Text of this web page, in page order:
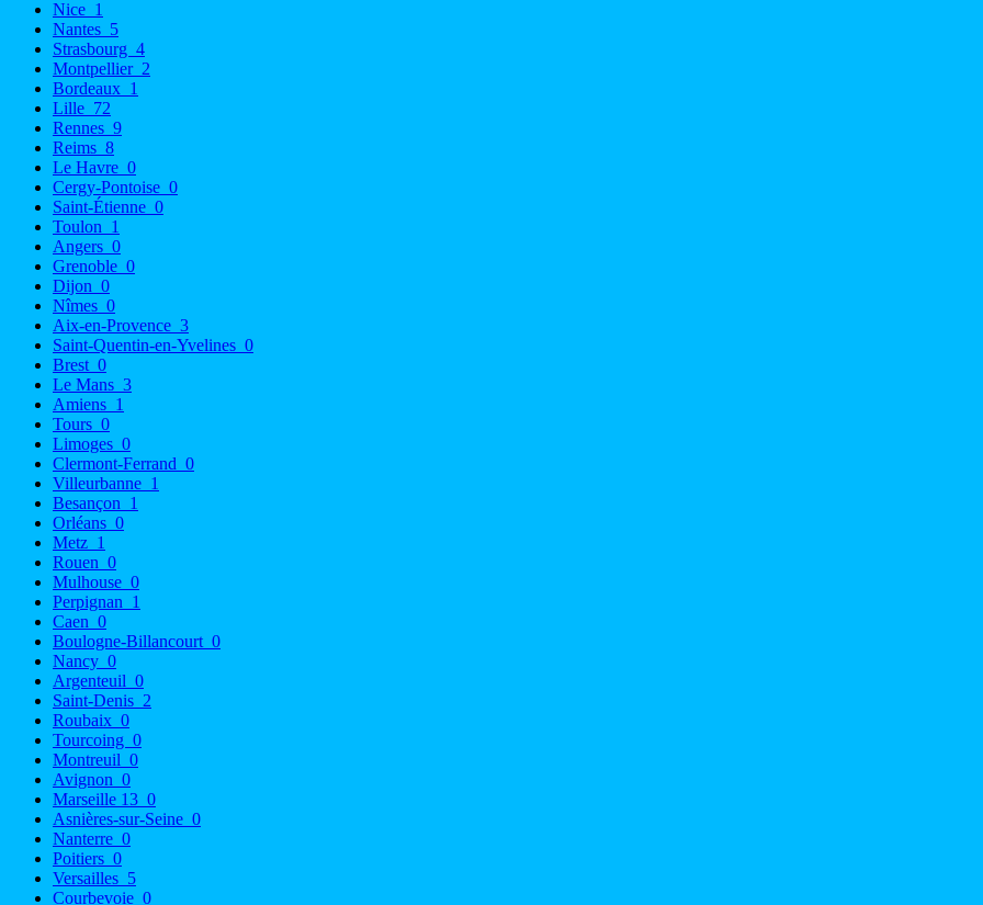
Nice 1
Nantes 5
Strasbourg 4
Montpellier 2
Bordeaux 1
Lille 72
Rennes 9
Reims 8
Le Havre 0
Cergy-Pontoise 0
Saint-Étienne 0
Toulon 1
Angers 0
Grenoble 0
Dijon 0
Nîmes 0
Aix-en-Provence 3
Saint-Quentin-en-Yvelines 0
Brest 0
Le Mans 3
Amiens 1
Tours 0
Limoges 0
Clermont-Ferrand 0
Villeurbanne 1
Besançon 1
Orléans 0
Metz 1
Rouen 0
Mulhouse 0
Perpignan 1
Caen 0
Boulogne-Billancourt 0
Nancy 0
Argenteuil 0
Saint-Denis 2
Roubaix 0
Tourcoing 0
Montreuil 0
Avignon 0
Marseille 13 0
Asnières-sur-Seine 0
Nanterre 0
Poitiers 0
Versailles 5
Courbevoie 0